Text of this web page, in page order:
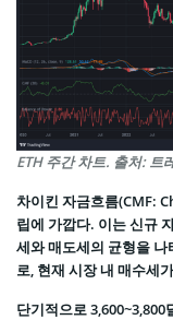
ETH 주간 차트. 출처: 트
차이킨 자금흐름(CMF:
립에 가깝다. 이는 신규
세와 매도세의 균형을
로, 현재 시장 내 매수세
단기적으로